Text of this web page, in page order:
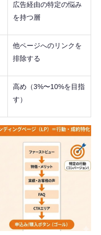
広告経由の特定の悩み
を持つ層
他ページへのリンクを
排除する
高め（3%〜10%を目指
す）